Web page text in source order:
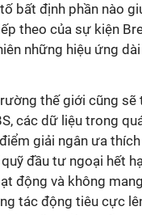
bất định phần nào
theo của sự kiện
những hiệu ứng
thế giới cũng
các dữ liệu trong
giải ngân ưa
đầu tư ngoại hết
động và không
tác động tiêu cực